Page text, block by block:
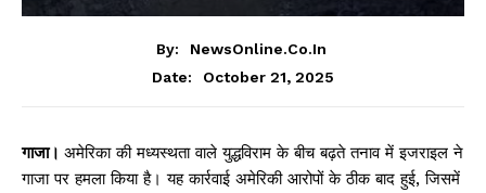
By:
NewsOnline.co.in
Date:
October 21, 2025
गाजा। अमेरिका की मध्यस्थता वाले युद्धविराम के बीच बढ़ते तनाव में इजराइल ने
गाजा पर हमला किया है। यह कार्रवाई अमेरिकी आरोपों के ठीक बाद हुई, जिसमें